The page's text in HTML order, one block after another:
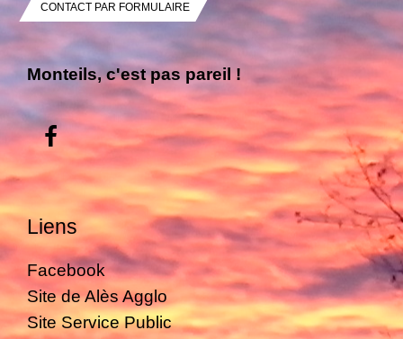
CONTACT PAR FORMULAIRE
Monteils, c'est pas pareil !
Liens
Facebook
Site de Alès Agglo
Site Service Public